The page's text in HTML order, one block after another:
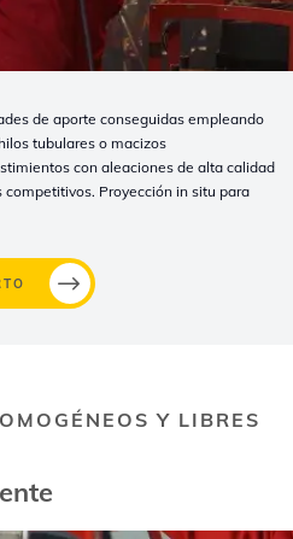
de aporte conseguidas empleando
tubulares o macizos
con aleaciones de alta calidad
Proyección in situ para
Y LIBRES